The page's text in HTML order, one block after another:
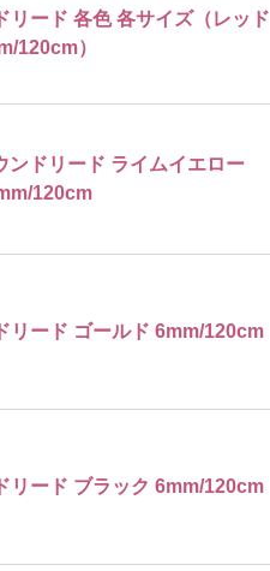
ード 各色 各サイズ（レッド
120cm）
ドリード ライムイエロー
120cm
リード ゴールド 6mm/120cm
リード ブラック 6mm/120cm